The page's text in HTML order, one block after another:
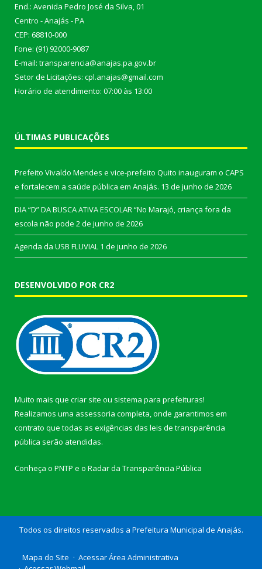
End.: Avenida Pedro José da Silva, 01
Centro - Anajás - PA
CEP: 68810-000
Fone: (91) 92000-9087
E-mail: transparencia@anajas.pa.gov.br
Setor de Licitações: cpl.anajas@gmail.com
Horário de atendimento: 07:00 às 13:00
ÚLTIMAS PUBLICAÇÕES
Prefeito Vivaldo Mendes e vice-prefeito Quito inauguram o CAPS
e fortalecem a saúde pública em Anajás. 13 de junho de 2026
DIA “D” DA BUSCA ATIVA ESCOLAR “No Marajó, criança fora da
escola não pode 2 de junho de 2026
Agenda da USB FLUVIAL 1 de junho de 2026
DESENVOLVIDO POR CR2
Muito mais que criar site ou sistema para prefeituras!
Realizamos uma assessoria completa, onde garantimos em
contrato que todas as exigências das leis de transparência
pública serão atendidas.
Conheça o PNTP e o Radar da Transparência Pública
Todos os direitos reservados a Prefeitura Municipal de Anajás.
Mapa do Site
Acessar Área Administrativa